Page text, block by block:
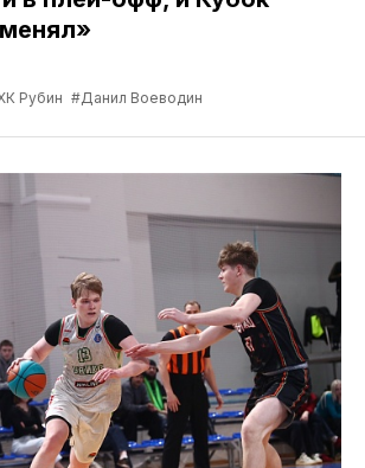
Рубин #Данил Воеводин